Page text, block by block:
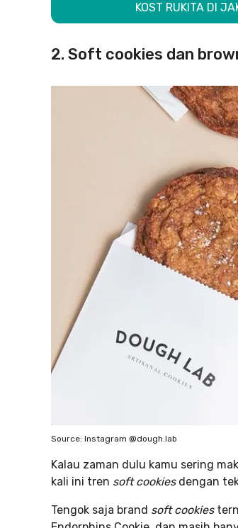
KOST RUKITA DI
2. Soft cookies dan
Source: Instagram @dough.lab
Kalau zaman dulu kamu sering
kali ini tren soft cookies dengan
Tengok saja brand soft cookies